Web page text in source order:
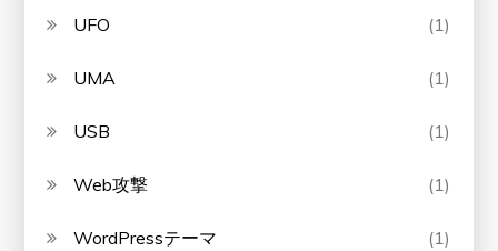
UFO (1)
UMA (1)
USB (1)
Web攻撃 (1)
WordPressテーマ (1)